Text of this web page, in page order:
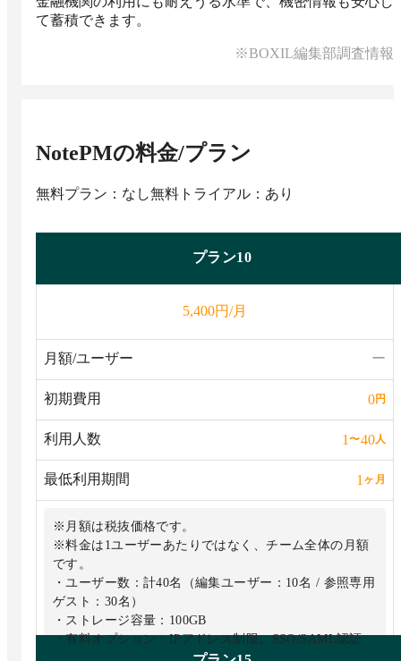
て蓄積できます。
※BOXIL編集部調査情報
NotePMの料金/プラン
無料プラン：なし無料トライアル：あり
プラン10
5,400円/月
月額/ユーザー ー
初期費用 0円
利用人数 1〜40人
最低利用期間 1 ヶ月
※月額は税抜価格です。
※料金は1ユーザーあたりではなく、チーム全体の月額
です。
・ユーザー数：計40名（編集ユーザー：10名 / 参照専用
ゲスト：30名）
・ストレージ容量：100GB
・有料オプション：IPアドレス制限、SSO/SAML認証